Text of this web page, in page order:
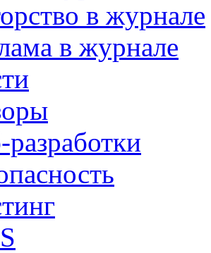
в журнале
в журнале